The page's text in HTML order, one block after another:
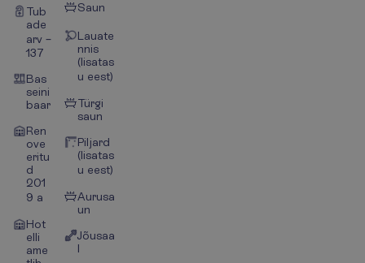
Tub
ade
arv –
137
Bas
seini
baar
Ren
ove
eritu
d
201
9 a
Hot
elli
ame
Saun
Lauate
nnis
(lisatas
u eest)
Türgi
saun
Piljard
(lisatas
u eest)
Aurusa
un
Jõusaa
l